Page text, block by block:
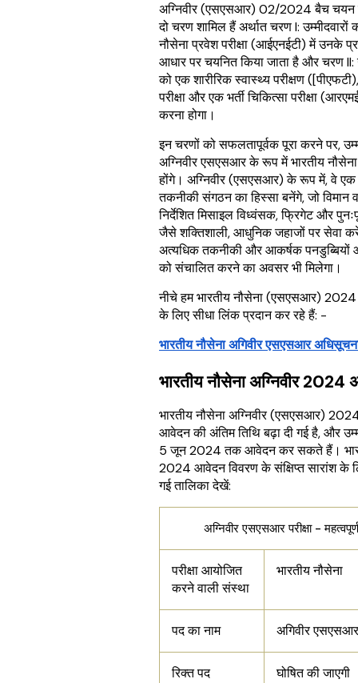
अग्निवीर (एसएसआर) 02/2024 बैच चयन
दो चरण शामिल हैं अर्थात चरण I: उम्मीदवारों
नौसेना प्रवेश परीक्षा (आईएनईटी) में उनके
आधार पर चयनित किया जाता है और चरण II:
को एक शारीरिक स्वास्थ्य परीक्षण
परीक्षा और एक भर्ती चिकित्सा परीक्षा
करना होगा।
इन चरणों को सफलतापूर्वक पूरा करने पर,
अग्निवीर एसएसआर के रूप में भारतीय
होंगे। अग्निवीर (एसएसआर) के रूप में, वे
तकनीकी संगठन का हिस्सा बनेंगे, जो विमान
निर्देशित मिसाइल विध्वंसक, फ्रिगेट और
जैसे शक्तिशाली, आधुनिक जहाजों पर सेवा
अत्यधिक तकनीकी और आकर्षक पनडुब्बियों
को संचालित करने का अवसर भी मिलेगा।
नीचे हम भारतीय नौसेना (एसएसआर)
के लिए सीधा लिंक प्रदान कर रहे हैं: -
भारतीय नौसेना अगिवीर एसएसआर
भारतीय नौसेना अग्निवीर
भारतीय नौसेना अग्निवीर (एसएसआर)
आवेदन की अंतिम तिथि बढ़ा दी गई है, और
5 जून 2024 तक आवेदन कर सकते हैं।
2024 आवेदन विवरण के संक्षिप्त सारांश के
गई तालिका देखें:
अग्निवीर एसएसआर परीक्षा -
परीक्षा आयोजित
करने वाली संस्था
भारतीय नौसेना
पद का नाम अगिवीर एसएसआर
रिक्त पद घोषित की जाएगी